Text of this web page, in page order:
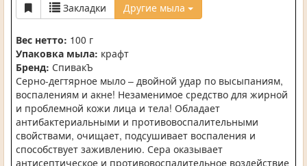
Закладки Другие мыла
Вес нетто: 100 г
Упаковка мыла: крафт
Бренд: СпивакЪ
Серно-дегтярное мыло – двойной удар по высыпаниям,
воспалениям и акне! Незаменимое средство для жирной
и проблемной кожи лица и тела! Обладает
антибактериальными и противовоспалительными
свойствами, очищает, подсушивает воспаления и
способствует заживлению. Сера оказывает
антисептическое и противовоспалительное воздействие